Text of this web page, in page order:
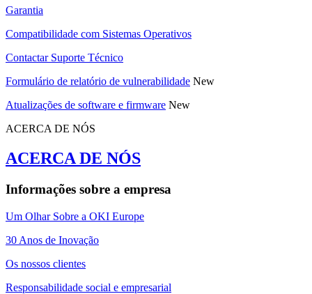
Garantia
Compatibilidade com Sistemas Operativos
Contactar Suporte Técnico
Formulário de relatório de vulnerabilidade New
Atualizações de software e firmware New
ACERCA DE NÓS
ACERCA DE NÓS
Informações sobre a empresa
Um Olhar Sobre a OKI Europe
30 Anos de Inovação
Os nossos clientes
Responsabilidade social e empresarial